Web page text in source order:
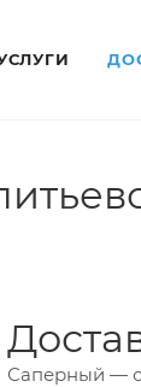
Саперный —